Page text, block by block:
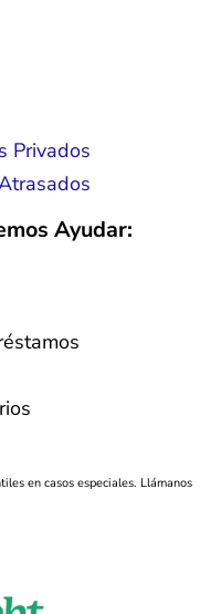
Privados
Ayudar:
en casos especiales. Llámanos